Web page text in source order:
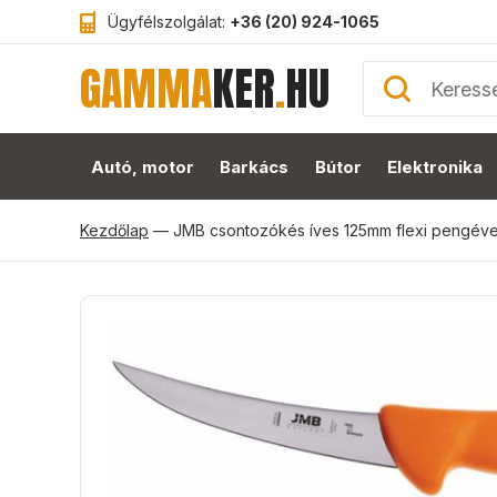
Ügyfélszolgálat: +36 (20) 924-1065
GAMMAKER.HU
Autó, motor Barkács Bútor Elektronika
Kezdőlap — JMB csontozókés íves 125mm flexi